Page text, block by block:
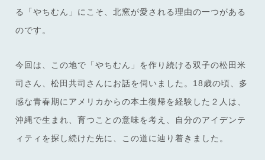
る「やちむん」にこそ、北窯が愛される理由の一つがある
のです。
今回は、この地で「やちむん」を作り続ける双子の松田米
司さん、松田共司さんにお話を伺いました。18歳の頃、多
感な青春期にアメリカからの本土復帰を経験した２人は、
沖縄で生まれ、育つことの意味を考え、自分のアイデンテ
ィティを探し続けた先に、この道に辿り着きました。